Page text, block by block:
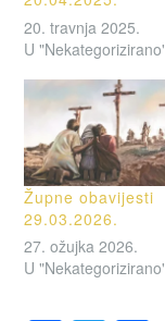
20. travnja 2025.
U
Župne obavijesti
29.03.2026.
27. ožujka 2026.
U